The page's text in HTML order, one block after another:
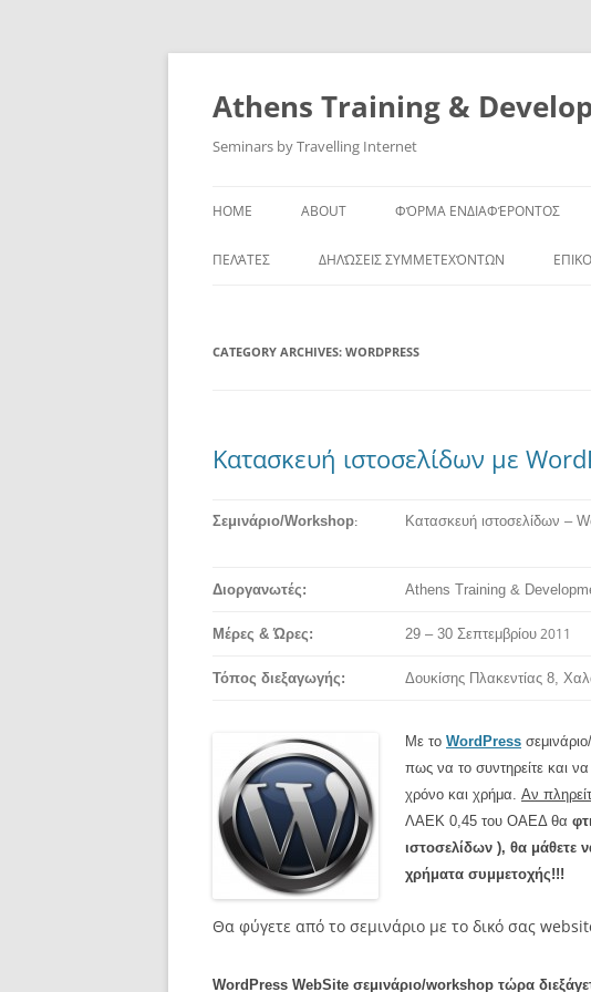
Skip
content
Athens Training &
Seminars by Travelling Internet
HOME ABOUT ΦΌΡΜΑ ΕΝΔΙΑΦΈΡΟΝΤΟΣ
ΠΕΛΆΤΕΣ ΔΗΛΏΣΕΙΣ ΣΥΜΜΕΤΕΧΌΝΤΩΝ
CATEGORY ARCHIVES: WORDPRESS
Κατασκευή ιστοσελίδων με
Σεμινάριο/Workshop: Κατασκευή ιστοσελίδων –
Διοργανωτές: Athens Training &
Μέρες & Ώρες: 29 – 30 Σεπτεμβρίου 2011
Τόπος διεξαγωγής: Δουκίσης Πλακεντίας 8,
Με το WordPress
πως να το συντηρείτε και να
χρόνο και χρήμα. Αν
ΛΑΕΚ 0,45 του ΟΑΕΔ θα
ιστοσελίδων ), θα μάθετε
χρήματα συμμετοχής!!!
Θα φύγετε από το σεμινάριο με το δικό σας
WordPress WebSite σεμινάριο/workshop τώρα